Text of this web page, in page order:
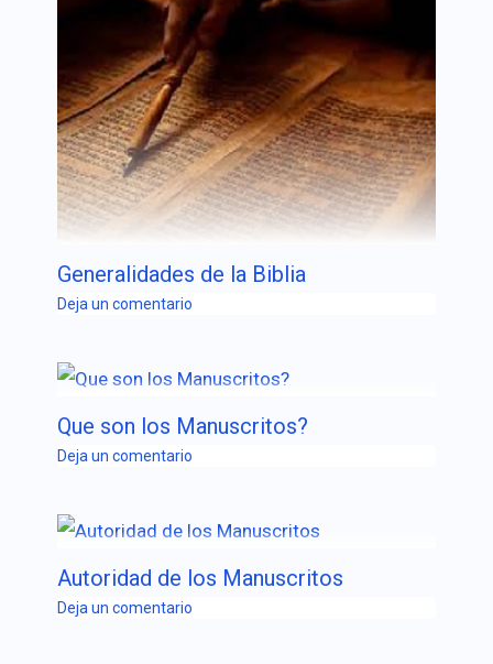
Generalidades de la Biblia
Deja un comentario
Que son los Manuscritos?
Deja un comentario
Autoridad de los Manuscritos
Deja un comentario